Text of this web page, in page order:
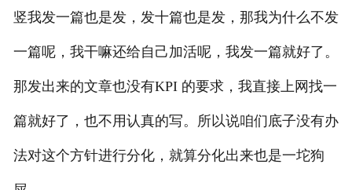
竖我发一篇也是发，发十篇也是发，那我为什么不发
一篇呢，我干嘛还给自己加活呢，我发一篇就好了。
那发出来的文章也没有KPI 的要求，我直接上网找一
篇就好了，也不用认真的写。所以说咱们底子没有办
法对这个方针进行分化，就算分化出来也是一坨狗